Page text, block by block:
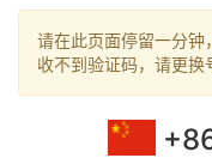
请在此页面停留一分钟
收不到验证码，请更换